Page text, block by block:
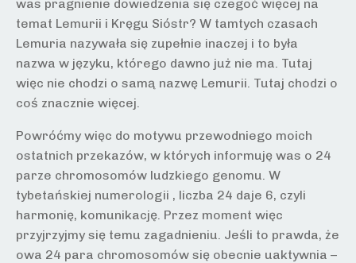
was pragnienie dowiedzenia się czegoć więcej na
temat Lemurii i Kręgu Sióstr? W tamtych czasach
Lemuria nazywała się zupełnie inaczej i to była
nazwa w języku, którego dawno już nie ma. Tutaj
więc nie chodzi o samą nazwę Lemurii. Tutaj chodzi o
coś znacznie więcej.
Powróćmy więc do motywu przewodniego moich
ostatnich przekazów, w których informuję was o 24
parze chromosomów ludzkiego genomu. W
tybetańskiej numerologii , liczba 24 daje 6, czyli
harmonię, komunikację. Przez moment więc
przyjrzyjmy się temu zagadnieniu. Jeśli to prawda, że
owa 24 para chromosomów się obecnie uaktywnia –